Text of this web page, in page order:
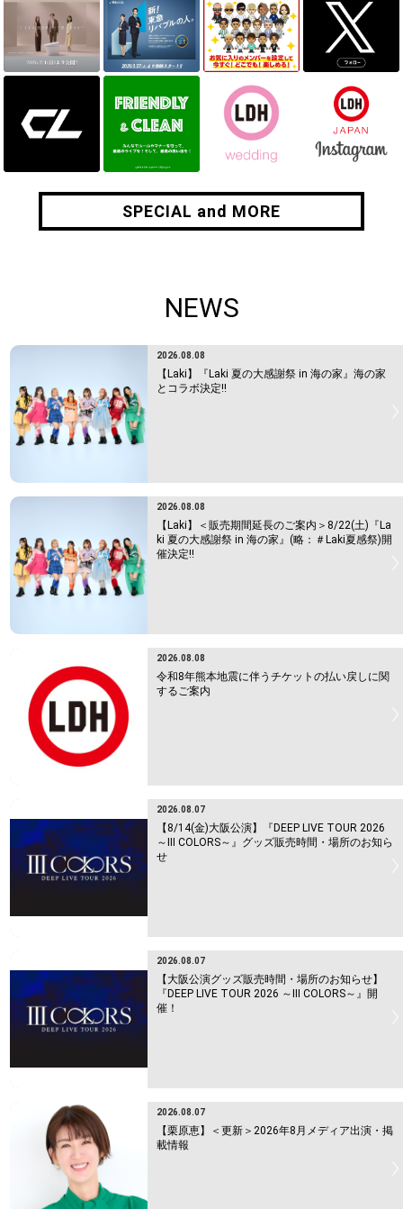
SPECIAL and MORE
SPECIAL and MORE
NEWS
2026.08.08
【Laki】『Laki 夏の大感謝祭 in 海の家』海の家
とコラボ決定!!
2026.08.08
【Laki】＜販売期間延長のご案内＞8/22(土)『La
ki 夏の大感謝祭 in 海の家』(略：＃Laki夏感祭)開
催決定!!
2026.08.08
令和8年熊本地震に伴うチケットの払い戻しに関
するご案内
2026.08.07
【8/14(金)大阪公演】『DEEP LIVE TOUR 2026
～Ⅲ COLORS～』グッズ販売時間・場所のお知ら
せ
2026.08.07
【大阪公演グッズ販売時間・場所のお知らせ】
『DEEP LIVE TOUR 2026 ～Ⅲ COLORS～』開
催！
2026.08.07
【栗原恵】＜更新＞2026年8月メディア出演・掲
載情報